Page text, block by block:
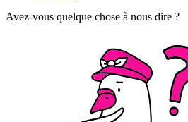
Avez-vous quelque chose à nous dire ?